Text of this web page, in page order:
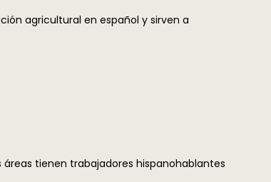
agricultural en español y sirven a
tienen trabajadores hispanohablantes